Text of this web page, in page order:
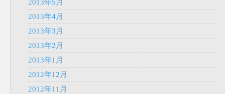
2013年5月
2013年4月
2013年3月
2013年2月
2013年1月
2012年12月
2012年11月